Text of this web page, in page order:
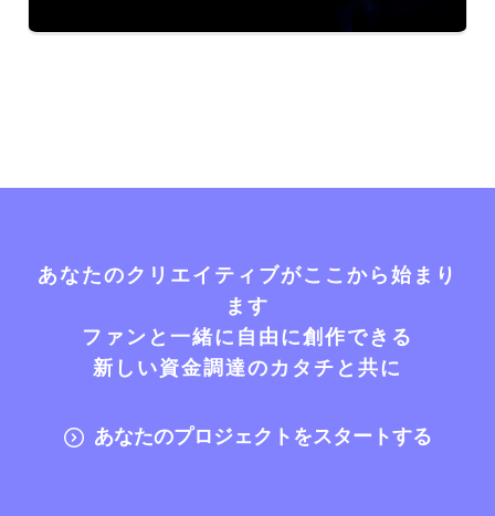
あなたのクリエイティブがここから始まり
ます
ファンと一緒に自由に創作できる
新しい資金調達のカタチと共に
あなたのプロジェクトをスタートする